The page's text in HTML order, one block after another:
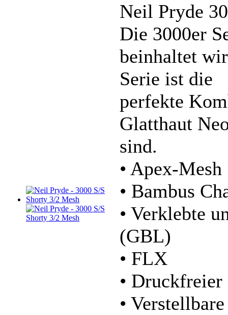
Neil Pryde
Die 3000er
beinhaltet
Serie ist die
perfekte
Glatthaut
sind.
• Apex-Mesh
• Bambus
• Verklebte
(GBL)
• FLX
•
•